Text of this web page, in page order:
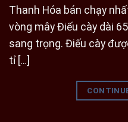
Thanh Hóa bán chạy
vòng mây Điếu cày dài
sang trọng. Điếu cày
tỉ […]